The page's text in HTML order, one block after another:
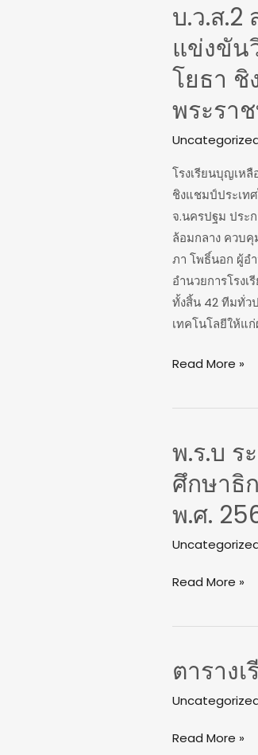
บ.ว.ส.2
แข่งขัน
โยธา ชิ
พระรา
โรงเรียนบุญเห
ชิงแชมป์ประเท
จ.นครปฐม ประ
ล้อมกลาง ควบ
ภา โพธิ์นอก ผู้อ
อำนวยการโรง
ทั้งสิ้น 42 ทีมทั่ว
เทคโนโลยีให้แก่
แชมป์
ชิง
ถ้วย
พระราชทาน
ครั้ง
6
Read More »
พ.ร.บ ร
ศึกษาธิ
พ.ศ.
พ.ร.บ
ระเบียบ
บริหาร
ราชการ
ศึกษาธิการ
พ.ศ.
เติม
ฉบับ
ที่
Read More »
ตาราง
ตาราง
1/2566
Read More »